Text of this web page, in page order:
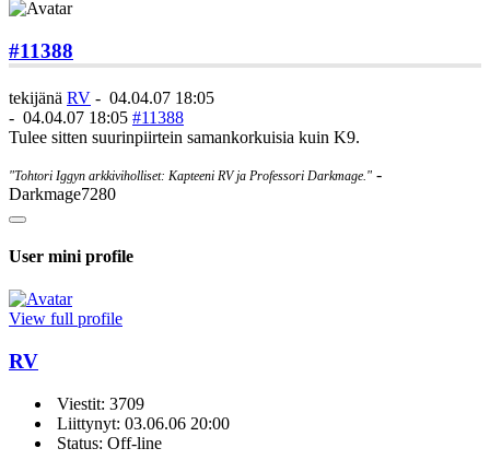
#11388
tekijänä RV - 04.04.07 18:05
- 04.04.07 18:05 #11388
Tulee sitten suurinpiirtein samankorkuisia kuin K9.
"Tohtori Iggyn arkkiviholliset: Kapteeni RV ja Professori Darkmage." -
Darkmage7280
User mini profile
View full profile
RV
Viestit: 3709
Liittynyt: 03.06.06 20:00
Status: Off-line